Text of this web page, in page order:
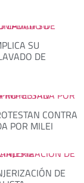
SU
DE
CONTRA
POR MILEI
DE